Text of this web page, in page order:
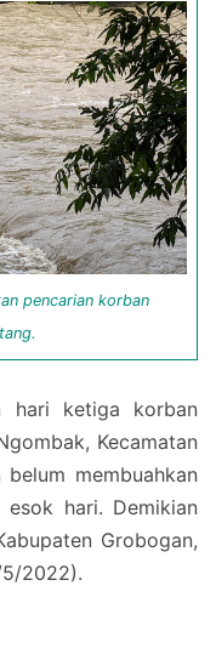
pencarian korban
hari ketiga korban
Kecamatan
membuahkan
esok hari. Demikian
Grobogan,
5/2022).